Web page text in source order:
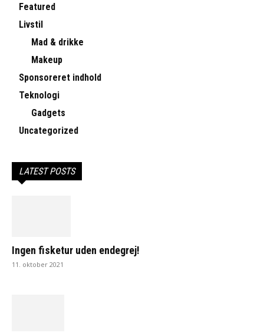
Featured
Livstil
Mad & drikke
Makeup
Sponsoreret indhold
Teknologi
Gadgets
Uncategorized
LATEST POSTS
Ingen fisketur uden endegrej!
11. oktober 2021